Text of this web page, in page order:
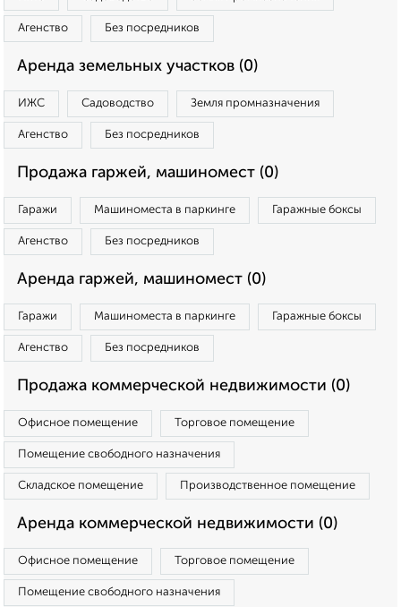
Агенство Без посредников
Аренда земельных участков (0)
ИЖС Садоводство Земля промназначения
Агенство Без посредников
Продажа гаржей, машиномест (0)
Гаражи Машиноместа в паркинге Гаражные боксы
Агенство Без посредников
Аренда гаржей, машиномест (0)
Гаражи Машиноместа в паркинге Гаражные боксы
Агенство Без посредников
Продажа коммерческой недвижимости (0)
Офисное помещение Торговое помещение
Помещение свободного назначения
Складское помещение Производственное помещение
Аренда коммерческой недвижимости (0)
Офисное помещение Торговое помещение
Помещение свободного назначения